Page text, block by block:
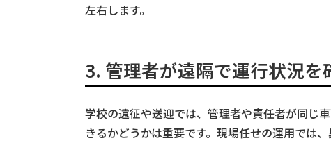
左右します。
3. 管理者が遠隔で運行状況を
学校の遠征や送迎では、管理者や責任者が同じ
きるかどうかは重要です。現場任せの運用では